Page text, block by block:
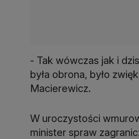
- Tak wówczas jak i
była obrona, było
Macierewicz.
W uroczystości
minister spraw